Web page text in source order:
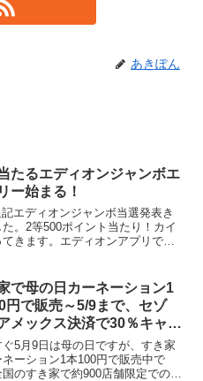
あきぽん
たるエディオンジャンボエ
ー始まる！
エディオンジャンボ当選発表き
。2等500ポイント当たり！カイ
てきます。エディオンアプリで先
ボのエントリーがまた始まりま
...
で母の日カーネーション1
円で販売～5/9まで、セゾ
メックス決済で30％キャッ
ック
ぐ5月9日は母の日ですが、すき家
ーション1本100円で販売中で
のすき家で約900店舗限定での販